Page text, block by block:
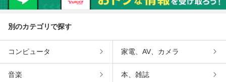
別のカテゴリで探す
コンピュータ 家電、AV、カメラ
音楽 本、雑誌